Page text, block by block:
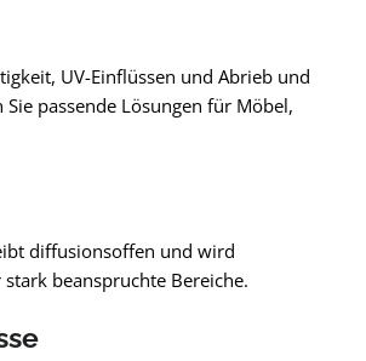
UV-Einflüssen und Abrieb und
passende Lösungen für Möbel,
diffusionsoffen und wird
beanspruchte Bereiche.